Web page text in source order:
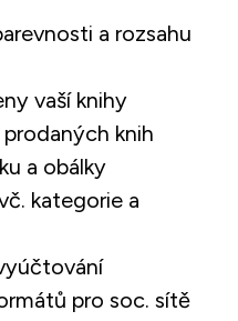
a rozsahu
vaší knihy
knih
a obálky
kategorie a
pro soc. sítě